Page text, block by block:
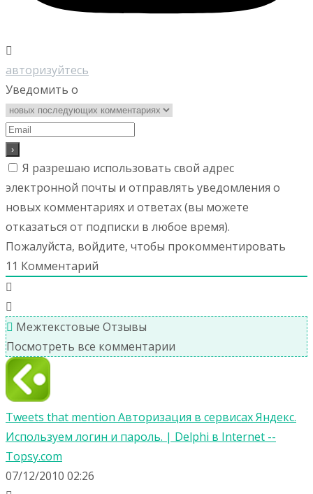
авторизуйтесь
Уведомить о
Я разрешаю использовать свой адрес
электронной почты и отправлять уведомления о
новых комментариях и ответах (вы можете
отказаться от подписки в любое время).
Пожалуйста, войдите, чтобы прокомментировать
11 Комментарий
Межтекстовые Отзывы
Посмотреть все комментарии
Tweets that mention Авторизация в сервисах Яндекс.
Используем логин и пароль. | Delphi в Internet --
Topsy.com
07/12/2010 02:26